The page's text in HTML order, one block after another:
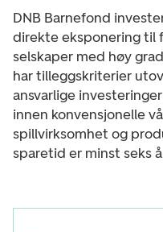
DNB Barnefond
direkte eksponering til
selskaper med høy
har tilleggskriterier
ansvarlige
innen konvensjonelle
spillvirksomhet og
sparetid er minst seks